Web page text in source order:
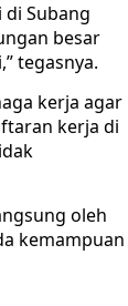
Subang
besar
tegasnya.
kerja agar
kerja di
oleh
kemampuan